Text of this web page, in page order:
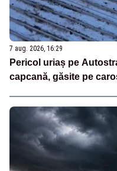
7 aug. 2026, 16:29
Pericol uriaș pe
capcană, găsite pe